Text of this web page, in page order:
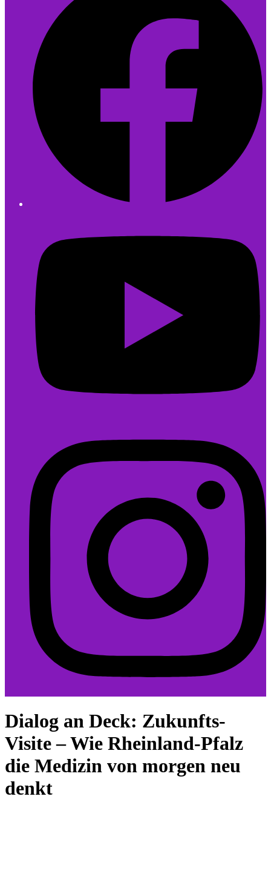
Dialog an Deck: Zukunfts-
Visite – Wie Rheinland-Pfalz
die Medizin von morgen neu
denkt